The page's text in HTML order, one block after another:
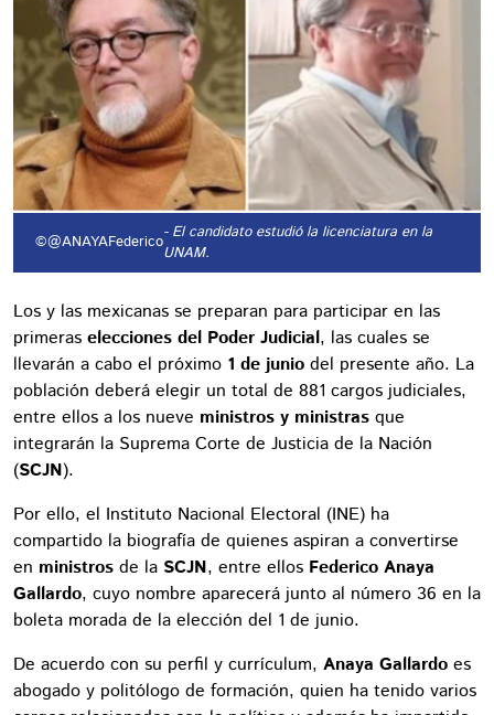
©@ANAYAFederico- El candidato estudió la licenciatura en la
UNAM.
Los y las mexicanas se preparan para participar en las
primeras elecciones del Poder Judicial, las cuales se
llevarán a cabo el próximo 1 de junio del presente año. La
población deberá elegir un total de 881 cargos judiciales,
entre ellos a los nueve ministros y ministras que
integrarán la Suprema Corte de Justicia de la Nación
(SCJN).
Por ello, el Instituto Nacional Electoral (INE) ha
compartido la biografía de quienes aspiran a convertirse
en ministros de la SCJN, entre ellos Federico Anaya
Gallardo, cuyo nombre aparecerá junto al número 36 en la
boleta morada de la elección del 1 de junio.
De acuerdo con su perfil y currículum, Anaya Gallardo es
abogado y politólogo de formación, quien ha tenido varios